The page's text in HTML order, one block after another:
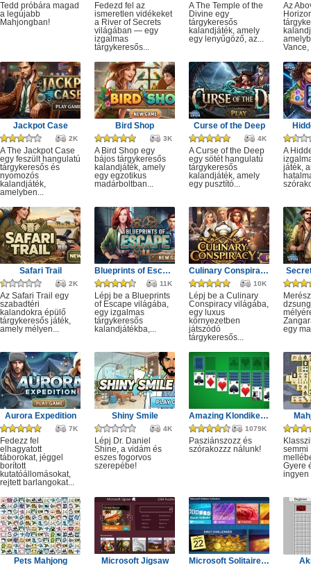
Tedd próbára magad
a legújabb
Mahjongban!
Fedezd fel az
ismeretlen vidékeket
a River of Secrets
világában — egy
izgalmas
tárgykeresős...
A The Temple of the
Divine egy
tárgykeresős
kalandjáték, amely
egy lenyűgöző, az...
Az
Vance,
Jackpot Case
2K
A The Jackpot Case
egy feszült hangulatú
tárgykeresős és
nyomozós
kalandjáték,
amelyben...
Bird Shop
3K
A Bird Shop egy
bájos tárgykeresős
kalandjáték, amely
egy egzotikus
madárboltban...
Curse of the Deep
4K
A Curse of the Deep
egy sötét hangulatú
tárgykeresős
kalandjáték, amely
egy pusztító...
A
játék,
Safari Trail
2K
Az Safari Trail egy
szabadtéri
kalandokra épülő
tárgykeresős játék,
amely mélyen...
Blueprints of Escape
11K
Lépj be a Blueprints
of Escape világába,
egy izgalmas
tárgykeresős
kalandjátékba,...
Culinary Conspiracy
10K
Lépj be a Culinary
Conspiracy világába,
egy luxus
környezetben
játszódó
tárgykeresős...
egy
Aurora Expedition
7K
Fedezz fel
elhagyatott
táborokat, jéggel
borított
kutatóállomásokat,
rejtett barlangokat...
Shiny Smile
4K
Lépj Dr. Daniel
Shine, a vidám és
eszes fogorvos
szerepébe!
Amazing Klondike Solitaire
1079K
Pasziánszozz és
szórakozzz nálunk!
semmi
Gyere
ingyen
Pets Mahjong Microsoft Jigsaw Microsoft Solitaire Collection